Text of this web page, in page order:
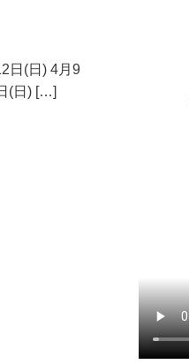
日(日) 4月9
(日) […]